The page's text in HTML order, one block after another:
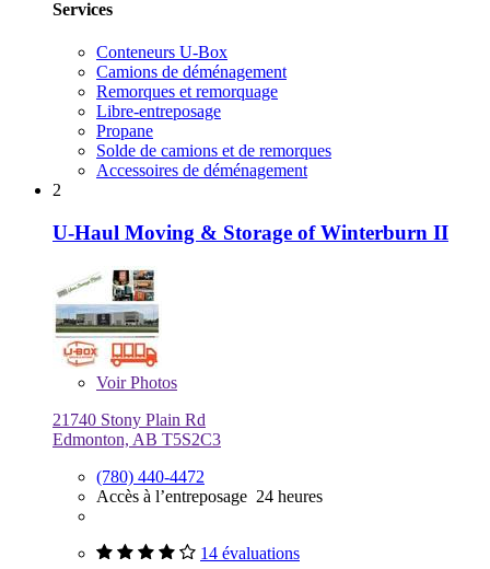
Services
Conteneurs U-Box
Camions de déménagement
Remorques et remorquage
Libre-entreposage
Propane
Solde de camions et de remorques
Accessoires de déménagement
2
U-Haul Moving & Storage of Winterburn II
VoirPhotos
21740 Stony Plain Rd
Edmonton, AB T5S2C3
(780) 440-4472
Accès à l’entreposage 24 heures
14 évaluations